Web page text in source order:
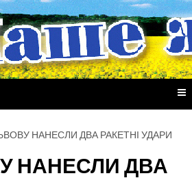
НАНЕСЛИ ДВА РАКЕТНІ УДАРИ
НАНЕСЛИ ДВА